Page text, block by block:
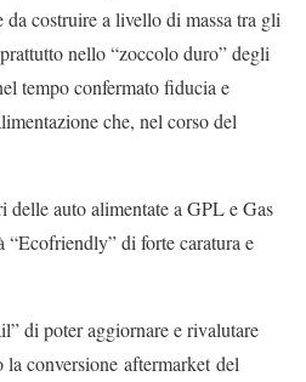
costruire a livello di massa tra gli
nello “zoccolo duro” degli
tempo confermato fiducia e
che, nel corso del
auto alimentate a GPL e Gas
“Ecofriendly” di forte caratura e
di poter aggiornare e rivalutare
la conversione aftermarket del